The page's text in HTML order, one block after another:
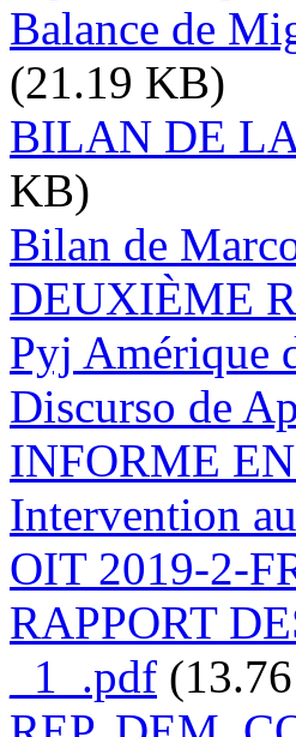
Balance de
(21.19 KB)
BILAN DE
KB)
Bilan de
DEUXIÈME
Pyj Amérique
Discurso de
INFORME
Intervention
OIT 2019-2-
RAPPORT
_1_.pdf